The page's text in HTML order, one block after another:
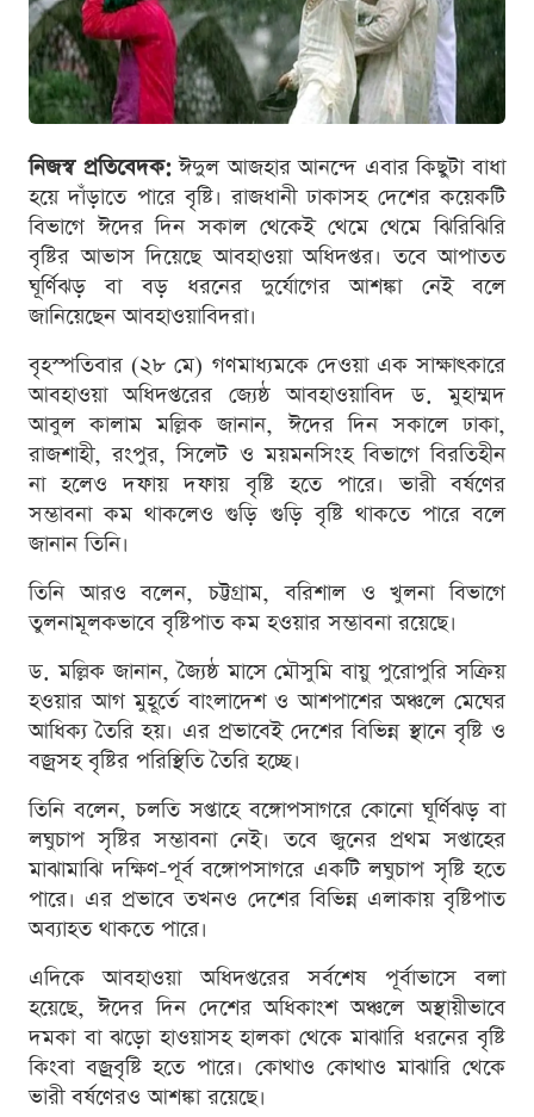
নিজস্ব প্রতিবেদক:ঈদুল আজহার আনন্দে এবার কিছুটা বাধা
হয়ে দাঁড়াতে পারে বৃষ্টি। রাজধানী ঢাকাসহ দেশের কয়েকটি
বিভাগে ঈদের দিন সকাল থেকেই থেমে থেমে ঝিরিঝিরি
বৃষ্টির আভাস দিয়েছে আবহাওয়া অধিদপ্তর। তবে আপাতত
ঘূর্ণিঝড় বা বড় ধরনের দুর্যোগের আশঙ্কা নেই বলে
জানিয়েছেন আবহাওয়াবিদরা।
বৃহস্পতিবার (২৮ মে) গণমাধ্যমকে দেওয়া এক সাক্ষাৎকারে
আবহাওয়া অধিদপ্তরের জ্যেষ্ঠ আবহাওয়াবিদ ড. মুহাম্মদ
আবুল কালাম মল্লিক জানান, ঈদের দিন সকালে ঢাকা,
রাজশাহী, রংপুর, সিলেট ও ময়মনসিংহ বিভাগে বিরতিহীন
না হলেও দফায় দফায় বৃষ্টি হতে পারে। ভারী বর্ষণের
সম্ভাবনা কম থাকলেও গুড়ি গুড়ি বৃষ্টি থাকতে পারে বলে
জানান তিনি।
তিনি আরও বলেন, চট্টগ্রাম, বরিশাল ও খুলনা বিভাগে
তুলনামূলকভাবে বৃষ্টিপাত কম হওয়ার সম্ভাবনা রয়েছে।
ড. মল্লিক জানান, জ্যৈষ্ঠ মাসে মৌসুমি বায়ু পুরোপুরি সক্রিয়
হওয়ার আগ মুহূর্তে বাংলাদেশ ও আশপাশের অঞ্চলে মেঘের
আধিক্য তৈরি হয়। এর প্রভাবেই দেশের বিভিন্ন স্থানে বৃষ্টি ও
বজ্রসহ বৃষ্টির পরিস্থিতি তৈরি হচ্ছে।
তিনি বলেন, চলতি সপ্তাহে বঙ্গোপসাগরে কোনো ঘূর্ণিঝড় বা
লঘুচাপ সৃষ্টির সম্ভাবনা নেই। তবে জুনের প্রথম সপ্তাহের
মাঝামাঝি দক্ষিণ-পূর্ব বঙ্গোপসাগরে একটি লঘুচাপ সৃষ্টি হতে
পারে। এর প্রভাবে তখনও দেশের বিভিন্ন এলাকায় বৃষ্টিপাত
অব্যাহত থাকতে পারে।
এদিকে আবহাওয়া অধিদপ্তরের সর্বশেষ পূর্বাভাসে বলা
হয়েছে, ঈদের দিন দেশের অধিকাংশ অঞ্চলে অস্থায়ীভাবে
দমকা বা ঝড়ো হাওয়াসহ হালকা থেকে মাঝারি ধরনের বৃষ্টি
কিংবা বজ্রবৃষ্টি হতে পারে। কোথাও কোথাও মাঝারি থেকে
ভারী বর্ষণেরও আশঙ্কা রয়েছে।